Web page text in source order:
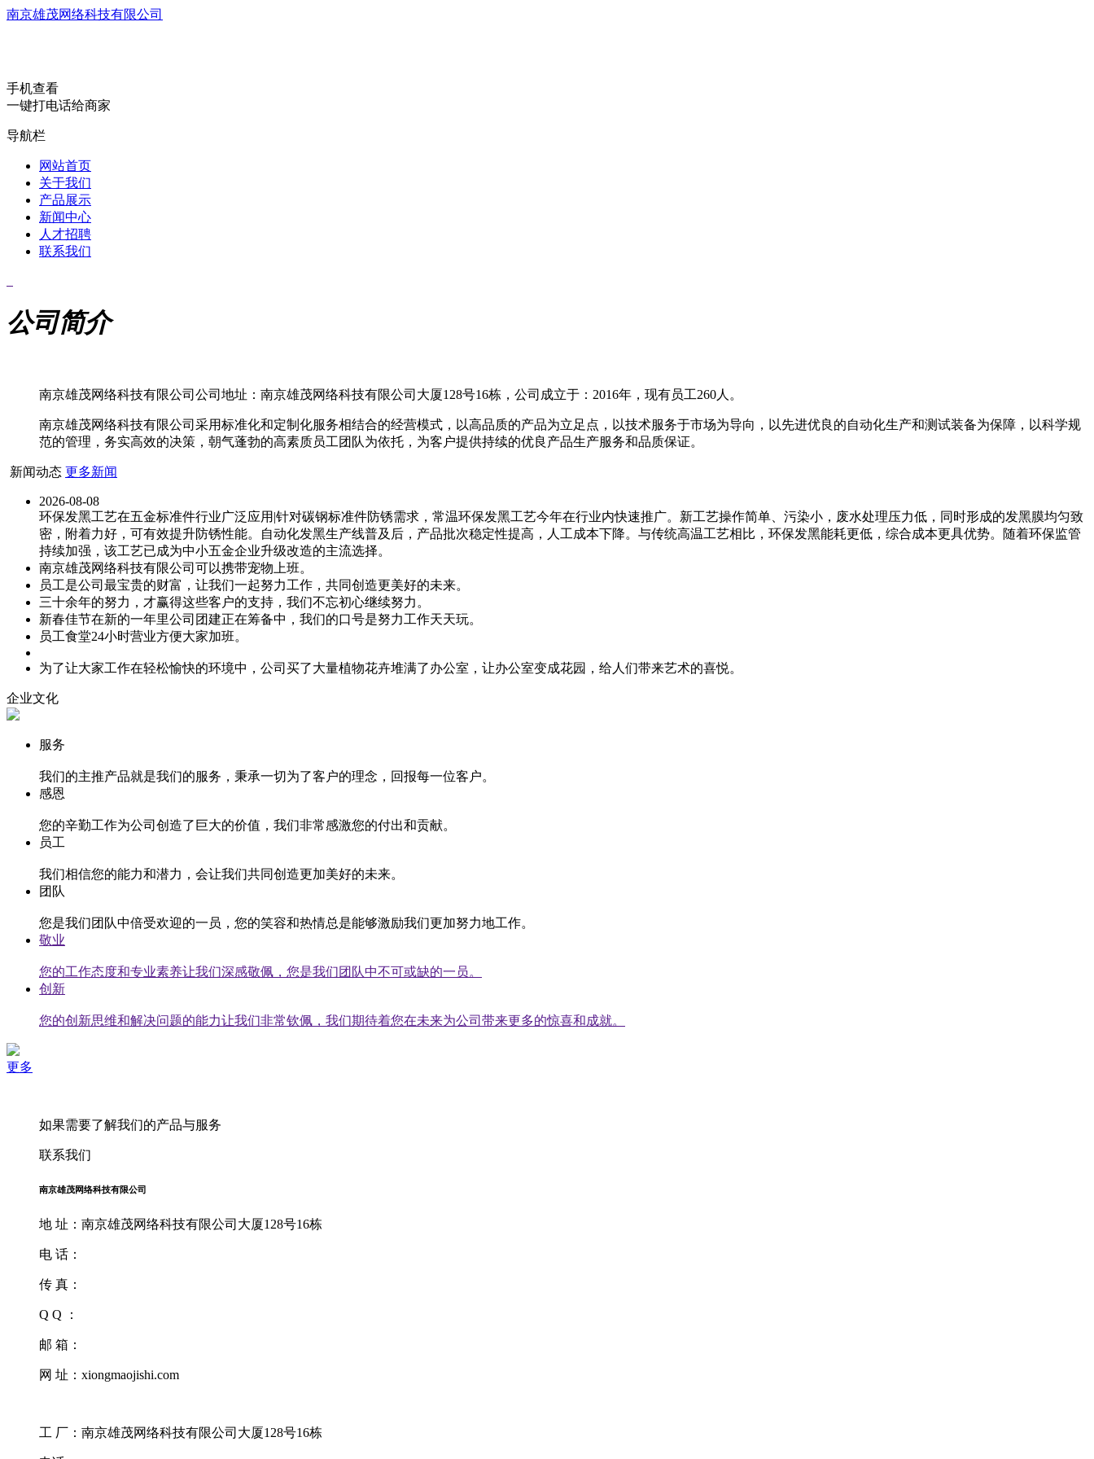
南京雄茂网络科技有限公司
手机查看
一键打电话给商家
导航栏
网站首页
关于我们
产品展示
新闻中心
人才招聘
联系我们
公司简介
南京雄茂网络科技有限公司公司地址：南京雄茂网络科技有限公司大厦128号16栋，公司成立于：2016年，现有员工260人。
南京雄茂网络科技有限公司采用标准化和定制化服务相结合的经营模式，以高品质的产品为立足点，以技术服务于市场为导向，以先进优良的自动化生产和测试装备为保障，以科学规
范的管理，务实高效的决策，朝气蓬勃的高素质员工团队为依托，为客户提供持续的优良产品生产服务和品质保证。
新闻动态 更多新闻
2026-08-08
环保发黑工艺在五金标准件行业广泛应用|针对碳钢标准件防锈需求，常温环保发黑工艺今年在行业内快速推广。新工艺操作简单、污染小，废水处理压力低，同时形成的发黑膜均匀致
密，附着力好，可有效提升防锈性能。自动化发黑生产线普及后，产品批次稳定性提高，人工成本下降。与传统高温工艺相比，环保发黑能耗更低，综合成本更具优势。随着环保监管
持续加强，该工艺已成为中小五金企业升级改造的主流选择。
南京雄茂网络科技有限公司可以携带宠物上班。
员工是公司最宝贵的财富，让我们一起努力工作，共同创造更美好的未来。
三十余年的努力，才赢得这些客户的支持，我们不忘初心继续努力。
新春佳节在新的一年里公司团建正在筹备中，我们的口号是努力工作天天玩。
员工食堂24小时营业方便大家加班。
为了让大家工作在轻松愉快的环境中，公司买了大量植物花卉堆满了办公室，让办公室变成花园，给人们带来艺术的喜悦。
企业文化
服务
我们的主推产品就是我们的服务，秉承一切为了客户的理念，回报每一位客户。
感恩
您的辛勤工作为公司创造了巨大的价值，我们非常感激您的付出和贡献。
员工
我们相信您的能力和潜力，会让我们共同创造更加美好的未来。
团队
您是我们团队中倍受欢迎的一员，您的笑容和热情总是能够激励我们更加努力地工作。
敬业
您的工作态度和专业素养让我们深感敬佩，您是我们团队中不可或缺的一员。
创新
您的创新思维和解决问题的能力让我们非常钦佩，我们期待着您在未来为公司带来更多的惊喜和成就。
更多
如果需要了解我们的产品与服务
联系我们
南京雄茂网络科技有限公司
地 址：南京雄茂网络科技有限公司大厦128号16栋
电 话：
传 真：
Q Q ：
邮 箱：
网 址：xiongmaojishi.com
工 厂：南京雄茂网络科技有限公司大厦128号16栋